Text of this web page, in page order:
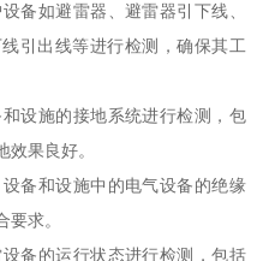
备如避雷器、避雷器引下线、
引出线等进行检测，确保其工
设施的接地系统进行检测，包
果良好。
备和设施中的电气设备的绝缘
求。
备的运行状态进行检测，包括